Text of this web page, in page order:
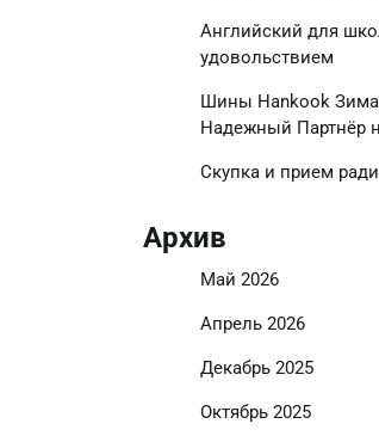
Английский для
удовольствием
Шины Hankook
Надежный Партнёр
Скупка и прием
Архив
Май 2026
Апрель 2026
Декабрь 2025
Октябрь 2025